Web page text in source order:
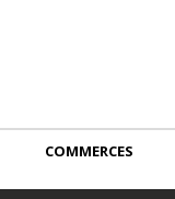
COMMERCES